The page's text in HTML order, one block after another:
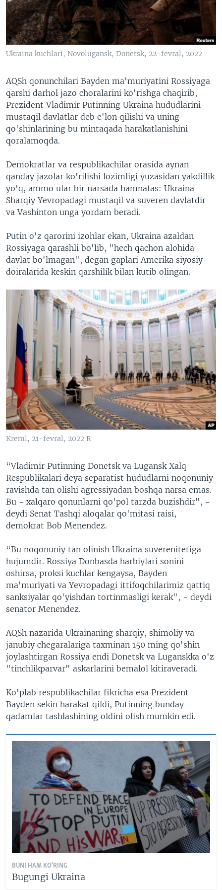
VIDEO
XABARLAR SURATLARDA
ODNOKLASSNIKI
TELEGRAM
TWITTER
Ukraina kuchlari, Novolugansk, Donetsk, 22-fevral, 2022
AQSh qonunchilari Bayden ma'muriyatini Rossiyaga
qarshi darhol jazo choralarini ko'rishga chaqirib,
Prezident Vladimir Putinning Ukraina hududlarini
mustaqil davlatlar deb e'lon qilishi va uning
qo'shinlarining bu mintaqada harakatlanishini
qoralamoqda.
Demokratlar va respublikachilar orasida aynan
qanday jazolar ko'rilishi lozimligi yuzasidan yakdillik
yo'q, ammo ular bir narsada hamnafas: Ukraina
Sharqiy Yevropadagi mustaqil va suveren davlatdir
va Vashinton unga yordam beradi.
Putin o'z qarorini izohlar ekan, Ukraina azaldan
Rossiyaga qarashli bo'lib, "hech qachon alohida
davlat bo'lmagan", degan gaplari Amerika siyosiy
doiralarida keskin qarshilik bilan kutib olingan.
Kreml, 21-fevral, 2022 R
“Vladimir Putinning Donetsk va Lugansk Xalq
Respublikalari deya separatist hududlarni noqonuniy
ravishda tan olishi agressiyadan boshqa narsa emas.
Bu - xalqaro qonunlarni qo'pol tarzda buzishdir", -
deydi Senat Tashqi aloqalar qo'mitasi raisi,
demokrat Bob Menendez.
“Bu noqonuniy tan olinish Ukraina suverenitetiga
hujumdir. Rossiya Donbasda harbiylari sonini
oshirsa, proksi kuchlar kengaysa, Bayden
ma'muriyati va Yevropadagi ittifoqchilarimiz qattiq
sanksiyalar qo'yishdan tortinmasligi kerak", - deydi
senator Menendez.
AQSh nazarida Ukrainaning sharqiy, shimoliy va
janubiy chegaralariga taxminan 150 ming qo'shin
joylashtirgan Rossiya endi Donetsk va Luganskka o'z
"tinchlikparvar" askarlarini bemalol kitiraveradi.
Ko'plab respublikachilar fikricha esa Prezident
Bayden sekin harakat qildi, Putinning bunday
qadamlar tashlashining oldini olish mumkin edi.
BUNI HAM KO'RING
Bugungi Ukraina